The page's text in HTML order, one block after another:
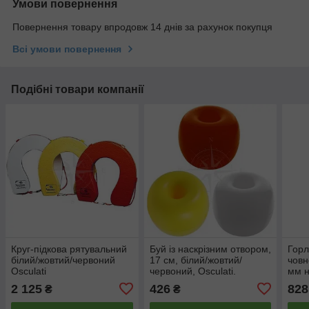
Умови повернення
Повернення товару впродовж 14 днів за рахунок покупця
Всі умови повернення
Подібні товари компанії
Круг-підкова рятувальний
білий/жовтий/червоний
Osculati
2 125 ₴
Буй із наскрізним отвором,
17 см, білий/жовтий/
червоний, Osculati.
426 ₴
мм
828